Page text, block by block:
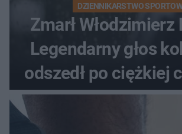
DZIENNIKARSTWO
Zmarł Włodzimierz
Legendarny głos
odszedł po ciężkiej